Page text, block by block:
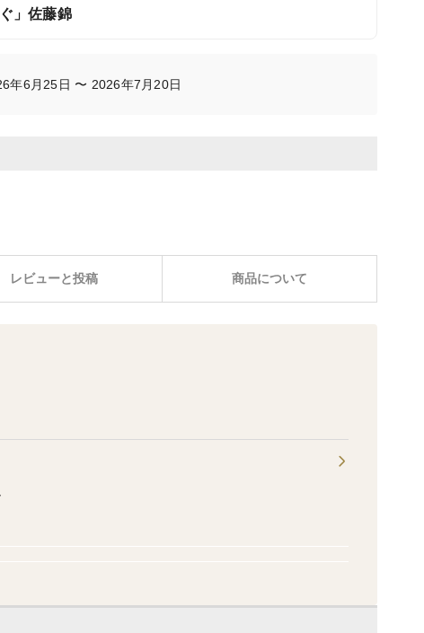
」佐藤錦
年6月25日 〜 2026年7月20日
レビューと投稿 商品について